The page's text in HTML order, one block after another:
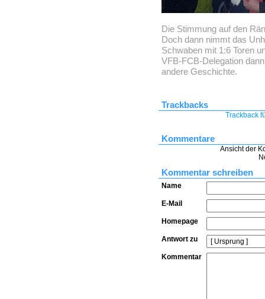
Die Stimmung auf den
Doch dann nimmt das
Schwaben mit 1:6 Toren
VFB-FCB-Delegation
andere Geschichte.
Trackbacks
Trackback
Kommentare
Ansicht der
Kommentar schreiben
Name
E-Mail
Homepage
Antwort zu
Kommentar